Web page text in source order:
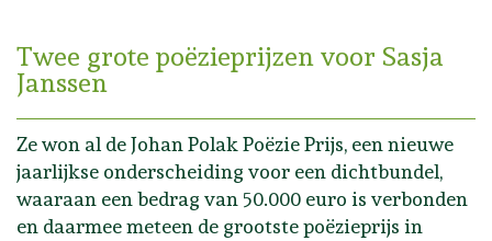
Twee grote poëzieprijzen voor Sasja
Janssen
Ze won al de Johan Polak Poëzie Prijs, een nieuwe
jaarlijkse onderscheiding voor een dichtbundel,
waaraan een bedrag van 50.000 euro is verbonden
en daarmee meteen de grootste poëzieprijs in